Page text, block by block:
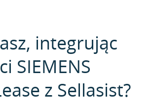
integrując
SIEMENS
z Sellasist?